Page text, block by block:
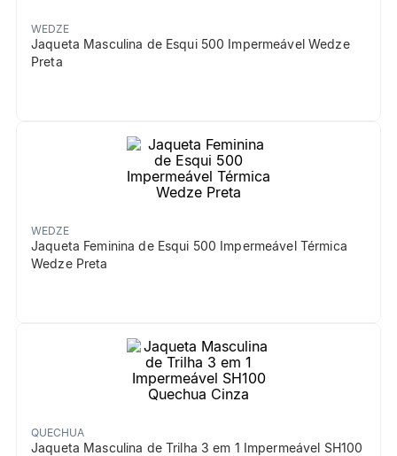
WEDZE
Jaqueta Masculina de Esqui 500 Impermeável Wedze
Preta
WEDZE
Jaqueta Feminina de Esqui 500 Impermeável Térmica
Wedze Preta
QUECHUA
Jaqueta Masculina de Trilha 3 em 1 Impermeável SH100